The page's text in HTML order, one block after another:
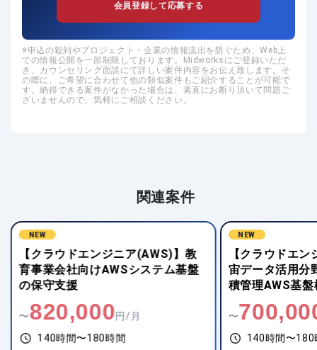
会員登録して応募する
申込の殺到やプロジェクト・企業の情報流出を防ぐため、Web上
での情報公開を一部制限しております。Midworksにご登録いただ
き、カウンセリング面談にて詳しい案件内容をお伝え致します。そ
の際に、ご希望に合わせて他の類似案件もご紹介することが可能で
す。納得できる案件がなかった場合は、素直にお断り頂いて問題ご
ざいませんので、気軽にご相談ください。
関連案件
NEW
【クラウドエンジニア(AWS)】教
育事業会社向けAWSシステム基盤
の保守支援
〜820,000円/月
140時間〜180時間
NEW
【クラウドエ
宙データ活用分
積管理AWS基盤
〜
140時間〜180